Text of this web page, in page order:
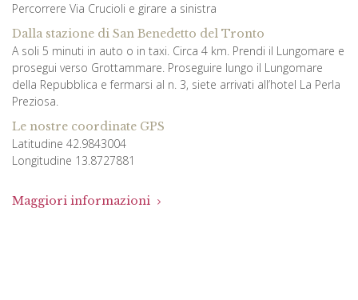
Percorrere Via Crucioli e girare a sinistra
Dalla stazione di San Benedetto del Tronto
A soli 5 minuti in auto o in taxi. Circa 4 km. Prendi il Lungomare e
prosegui verso Grottammare. Proseguire lungo il Lungomare
della Repubblica e fermarsi al n. 3, siete arrivati all’hotel La Perla
Preziosa.
Le nostre coordinate GPS
Latitudine 42.9843004
Longitudine 13.8727881
Maggiori informazioni